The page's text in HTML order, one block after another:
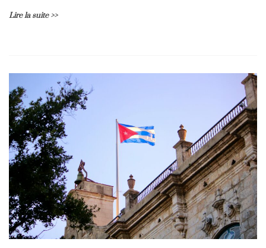
Lire la suite >>